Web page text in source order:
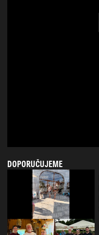
DOPORUČUJEME